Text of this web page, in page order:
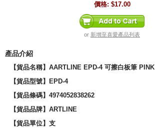
價格: $17.00
or 新增至喜愛產品列表
產品介紹
【貨品名稱】AARTLINE EPD-4 可擦白板筆 PINK
【貨品型號】EPD-4
【貨品條碼】4974052838262
【貨品品牌】 ARTLINE
【貨品單位】支